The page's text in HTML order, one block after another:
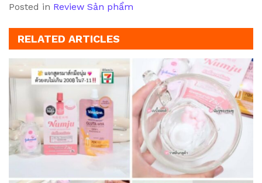
Posted in Review Sản phẩm
RELATED ARTICLES